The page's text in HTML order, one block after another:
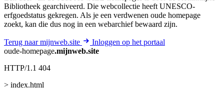
Bibliotheek gearchiveerd. Die webcollectie heeft UNESCO-
erfgoedstatus gekregen. Als je een verdwenen oude homepage
zoekt, kan die dus nog in een webarchief bewaard zijn.
Terug naar mijnweb.site
Inloggen op het portaal
oude-homepage.mijnweb.site
HTTP/1.1 404
> index.html